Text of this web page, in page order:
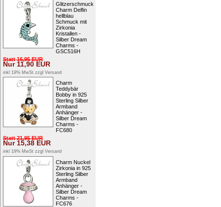
Glitzerschmuck
Charm Delfin
hellblau
Schmuck mit
Zirkonia
Kristallen -
Silber Dream
Charms -
GSC516H
Statt16,95EUR
Nur11,90EUR
inkl 19% MwSt zzgl Versand
Charm
Teddybär
Bobby in 925
Sterling Silber
Armband
Anhänger -
Silber Dream
Charms -
FC680
Statt21,95EUR
Nur 15,38 EUR
inkl 19% MwSt zzgl Versand
Charm Nuckel
Zirkonia in 925
Sterling Silber
Armband
Anhänger -
Silber Dream
Charms -
FC676